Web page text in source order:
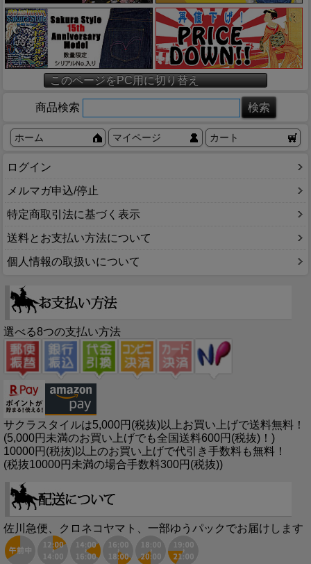
このページをPC用に切り替え
商品検索
ホーム マイページ カート
ログイン
メルマガ申込/停止
特定商取引法に基づく表示
送料とお支払い方法について
個人情報の取扱いについて
選べる8つの支払い方法
サクラスタイルは5,000円(税抜)以上お買い上げで送料無料！
(5,000円未満のお買い上げでも全国送料600円(税抜)！)
10000円(税抜)以上のお買い上げで代引き手数料も無料！
(税抜10000円未満の場合手数料300円(税抜))
佐川急便、クロネコヤマト、一部ゆうパックでお届けします